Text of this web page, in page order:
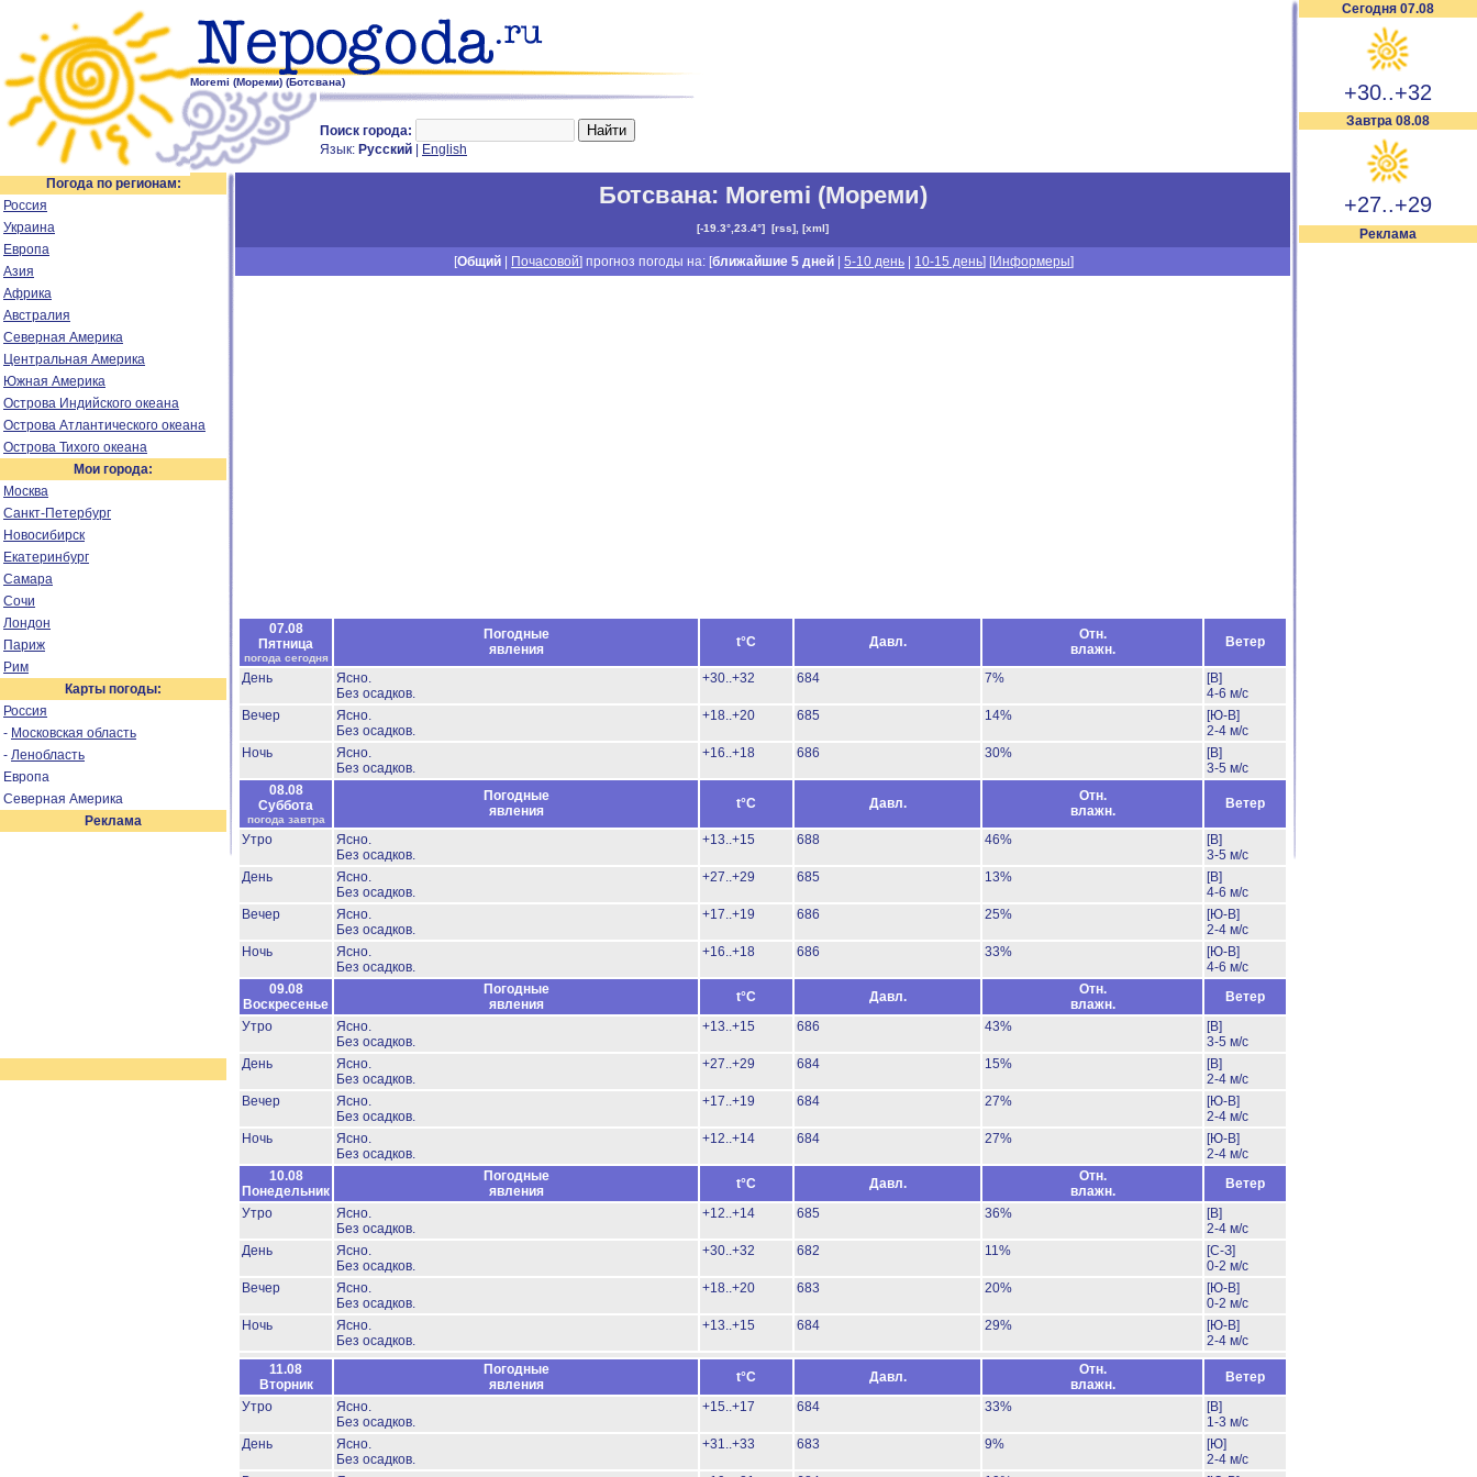
Moremi (Мореми) (Ботсвана)
Поиск города:
Язык: Русский English
Сегодня 07.08
+30..+32
Завтра 08.08
+27..+29
Реклама
Погода по регионам:
Россия
Украина
Европа
Азия
Африка
Австралия
Северная Америка
Центральная Америка
Южная Америка
Острова Индийского океана
Острова Атлантического океана
Острова Тихого океана
Мои города:
Москва
Санкт-Петербург
Новосибирск
Екатеринбург
Самара
Сочи
Лондон
Париж
Рим
Карты погоды:
Россия
- Московская область
- Ленобласть
Европа
Северная Америка
Реклама
Ботсвана: Moremi (Мореми)
[-19.3°,23.4°] [rss], [xml]
[Общий Почасовой] прогноз погоды на: [ближайшие 5 дней |5-10 день 10-15 день] [Информеры]
07.08
Пятница
погода сегодня
Погодные
явления
t°C Давл.
Отн.
влажн.
Ветер
День
Ясно.
Без осадков.
+30..+32 684 7%
[В]
4-6 м/с
Вечер
Ясно.
Без осадков.
+18..+20 685 14%
[Ю-В]
2-4 м/с
Ночь
Ясно.
Без осадков.
+16..+18 686 30%
[В]
3-5 м/с
08.08
Суббота
погода завтра
Погодные
явления
t°C Давл.
Отн.
влажн.
Ветер
Утро
Ясно.
Без осадков.
+13..+15 688 46%
[В]
3-5 м/с
День
Ясно.
Без осадков.
+27..+29 685 13%
[В]
4-6 м/с
Вечер
Ясно.
Без осадков.
+17..+19 686 25%
[Ю-В]
2-4 м/с
Ночь
Ясно.
Без осадков.
+16..+18 686 33%
[Ю-В]
4-6 м/с
09.08
Воскресенье
Погодные
явления
t°C Давл.
Отн.
влажн.
Ветер
Утро
Ясно.
Без осадков.
+13..+15 686 43%
[В]
3-5 м/с
День
Ясно.
Без осадков.
+27..+29 684 15%
[В]
2-4 м/с
Вечер
Ясно.
Без осадков.
+17..+19 684 27%
[Ю-В]
2-4 м/с
Ночь
Ясно.
Без осадков.
+12..+14 684 27%
[Ю-В]
2-4 м/с
10.08
Понедельник
Погодные
явления
t°C Давл.
Отн.
влажн.
Ветер
Утро
Ясно.
Без осадков.
+12..+14 685 36%
[В]
2-4 м/с
День
Ясно.
Без осадков.
+30..+32 682 11%
[С-З]
0-2 м/с
Вечер
Ясно.
Без осадков.
+18..+20 683 20%
[Ю-В]
0-2 м/с
Ночь
Ясно.
Без осадков.
+13..+15 684 29%
[Ю-В]
2-4 м/с
11.08
Вторник
Погодные
явления
t°C Давл.
Отн.
влажн.
Ветер
Утро
Ясно.
Без осадков.
+15..+17 684 33%
[В]
1-3 м/с
День
Ясно.
Без осадков.
+31..+33 683 9%
[Ю]
2-4 м/с